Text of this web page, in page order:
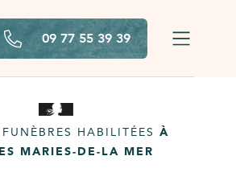
09 77 55 39 39
HABILITÉES À
MARIES-DE-LA MER